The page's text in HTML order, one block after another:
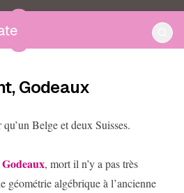
Godeaux
Belge et deux Suisses.
, mort il n’y a pas très
géométrie algébrique à l’ancienne